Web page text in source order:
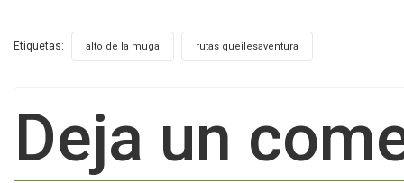
Etiquetas: alto de la muga rutas queilesaventura
Deja un